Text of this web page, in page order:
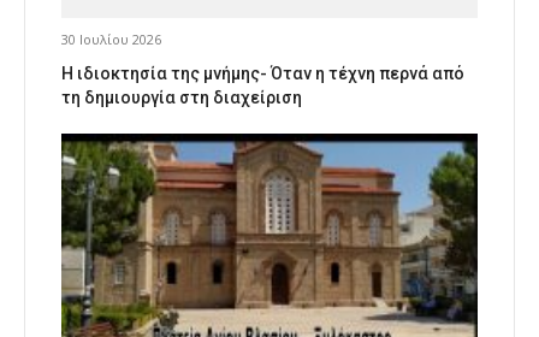
30 Ιουλίου 2026
Η ιδιοκτησία της μνήμης- Όταν η τέχνη περνά από
τη δημιουργία στη διαχείριση